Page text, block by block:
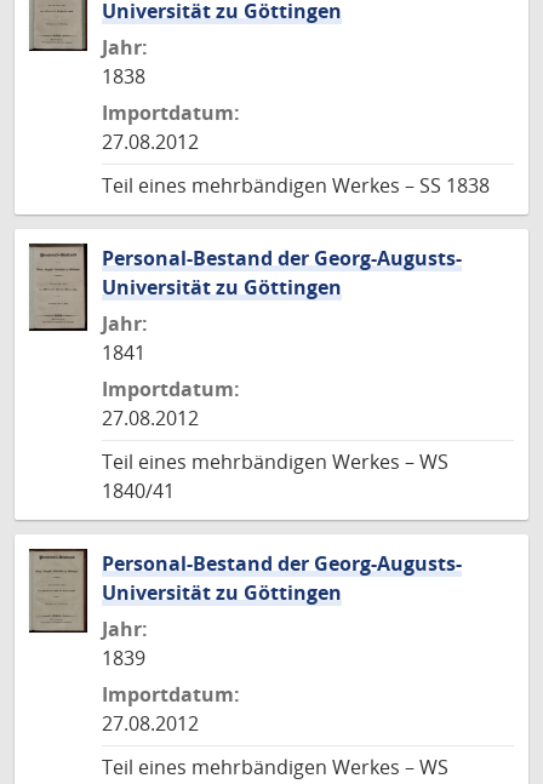
Universität zu Göttingen
Jahr:
1838
Importdatum:
27.08.2012
Teil eines mehrbändigen Werkes – SS 1838
Personal-Bestand der Georg-Augusts-
Universität zu Göttingen
Jahr:
1841
Importdatum:
27.08.2012
Teil eines mehrbändigen Werkes – WS
1840/41
Personal-Bestand der Georg-Augusts-
Universität zu Göttingen
Jahr:
1839
Importdatum:
27.08.2012
Teil eines mehrbändigen Werkes – WS